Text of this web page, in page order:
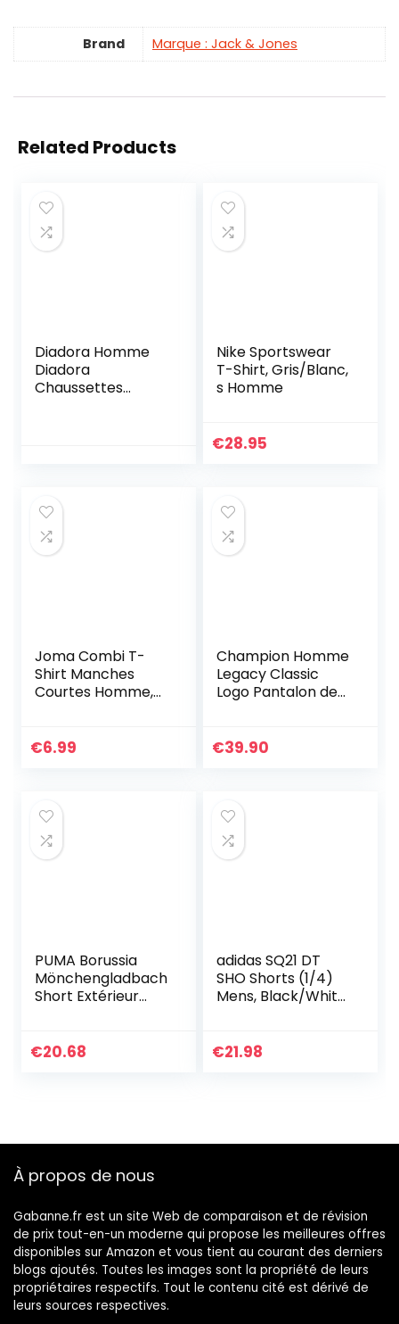
Brand Marque : Jack & Jones
Related Products
Diadora Homme
Diadora
Chaussettes
Nike Sportswear
T-Shirt, Gris/Blanc,
s Homme
€28.95
Joma Combi T-
Shirt Manches
Courtes Homme,
€6.99
Champion Homme
Legacy Classic
Logo Pantalon de
€39.90
PUMA Borussia
Mönchengladbach
Short Extérieur
€20.68
adidas SQ21 DT
SHO Shorts (1/4)
Mens, Black/White,
€21.98
À propos de nous
Gabanne.fr est un site Web de comparaison et de révision
de prix tout-en-un moderne qui propose les meilleures offres
disponibles sur Amazon et vous tient au courant des derniers
blogs ajoutés. Toutes les images sont la propriété de leurs
propriétaires respectifs. Tout le contenu cité est dérivé de
leurs sources respectives.